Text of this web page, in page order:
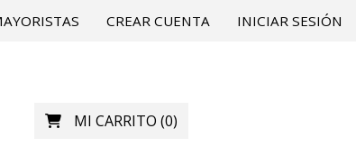
CREAR CUENTA INICIAR SESIÓN
MI CARRITO (0)